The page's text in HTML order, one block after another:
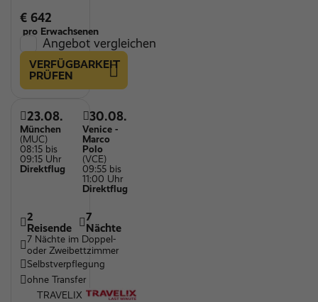
€ 642
pro Erwachsenen
Angebot vergleichen
VERFÜGBARKEIT
PRÜFEN
23.08.
München
(MUC)
08:15 bis
09:15 Uhr
Direktflug
30.08.
Venice -
Marco
Polo
(VCE)
09:55 bis
11:00 Uhr
Direktflug
2
Reisende
7
Nächte
7 Nächte im Doppel-
oder Zweibettzimmer
Selbstverpflegung
ohne Transfer
TRAVELIX